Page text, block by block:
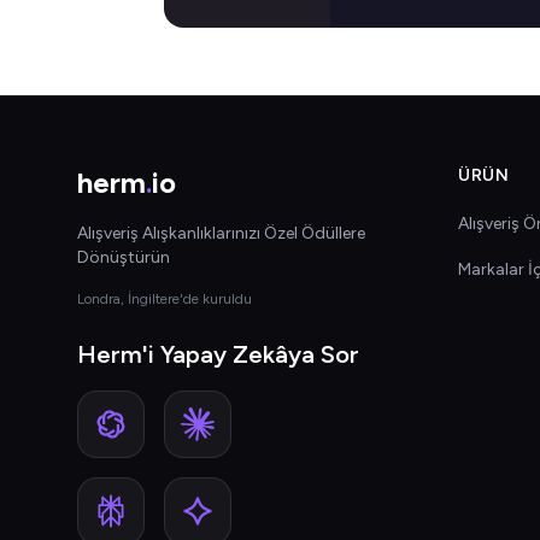
herm.io
Alışveriş Alışkanlıklarınızı Özel Ödüllere
Dönüştürün
Londra, İngiltere'de kuruldu
Herm'i Yapay Zekâya Sor
ÜRÜN
Alışveriş
Markalar